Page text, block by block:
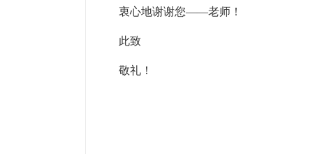
衷心地谢谢您——老师！
此致
敬礼！